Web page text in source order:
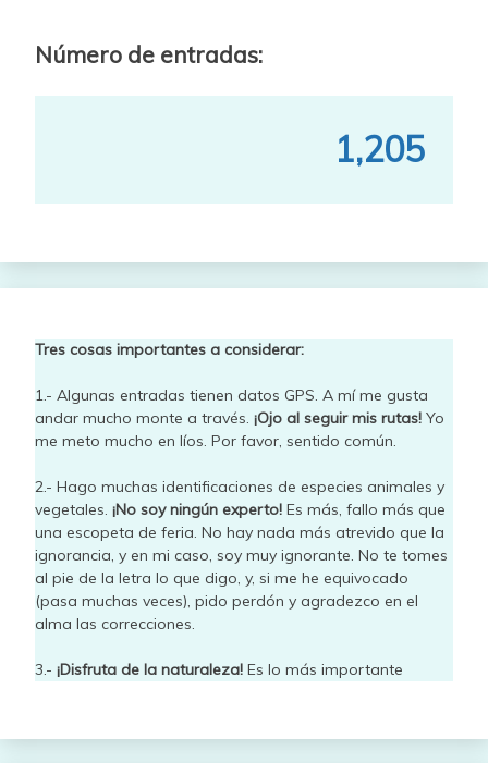
Número de entradas:
1,205
Tres cosas importantes a considerar:
1.- Algunas entradas tienen datos GPS. A mí me gusta
andar mucho monte a través. ¡Ojo al seguir mis rutas! Yo
me meto mucho en líos. Por favor, sentido común.
2.- Hago muchas identificaciones de especies animales y
vegetales. ¡No soy ningún experto! Es más, fallo más que
una escopeta de feria. No hay nada más atrevido que la
ignorancia, y en mi caso, soy muy ignorante. No te tomes
al pie de la letra lo que digo, y, si me he equivocado
(pasa muchas veces), pido perdón y agradezco en el
alma las correcciones.
3.- ¡Disfruta de la naturaleza! Es lo más importante